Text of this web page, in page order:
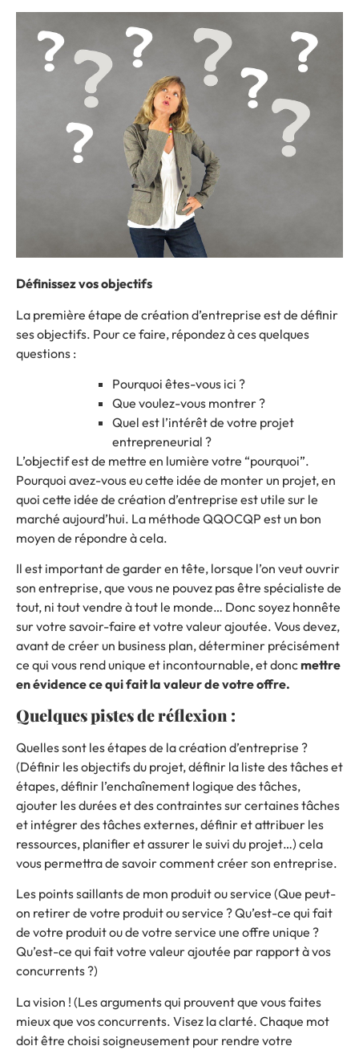
Définissez vos objectifs
La première étape de création d’entreprise est de définir
ses objectifs. Pour ce faire, répondez à ces quelques
questions :
Pourquoi êtes-vous ici ?
Que voulez-vous montrer ?
Quel est l’intérêt de votre projet
entrepreneurial ?
L’objectif est de mettre en lumière votre “pourquoi”.
Pourquoi avez-vous eu cette idée de monter un projet, en
quoi cette idée de création d’entreprise est utile sur le
marché aujourd’hui. La méthode QQOCQP est un bon
moyen de répondre à cela.
Il est important de garder en tête, lorsque l’on veut ouvrir
son entreprise, que vous ne pouvez pas être spécialiste de
tout, ni tout vendre à tout le monde… Donc soyez honnête
sur votre savoir-faire et votre valeur ajoutée. Vous devez,
avant de créer un business plan, déterminer précisément
ce qui vous rend unique et incontournable, et doncmettre
en évidence ce qui fait la valeur de votre offre.
Quelques pistes de réflexion :
Quelles sont les étapes de la création d’entreprise ?
(Définir les objectifs du projet, définir la liste des tâches et
étapes, définir l’enchaînement logique des tâches,
ajouter les durées et des contraintes sur certaines tâches
et intégrer des tâches externes, définir et attribuer les
ressources, planifier et assurer le suivi du projet…) cela
vous permettra de savoir comment créer son entreprise.
Les points saillants de mon produit ou service (Que peut-
on retirer de votre produit ou service ? Qu’est-ce qui fait
de votre produit ou de votre service une offre unique ?
Qu’est-ce qui fait votre valeur ajoutée par rapport à vos
concurrents ?)
La vision ! (Les arguments qui prouvent que vous faites
mieux que vos concurrents. Visez la clarté. Chaque mot
doit être choisi soigneusement pour rendre votre